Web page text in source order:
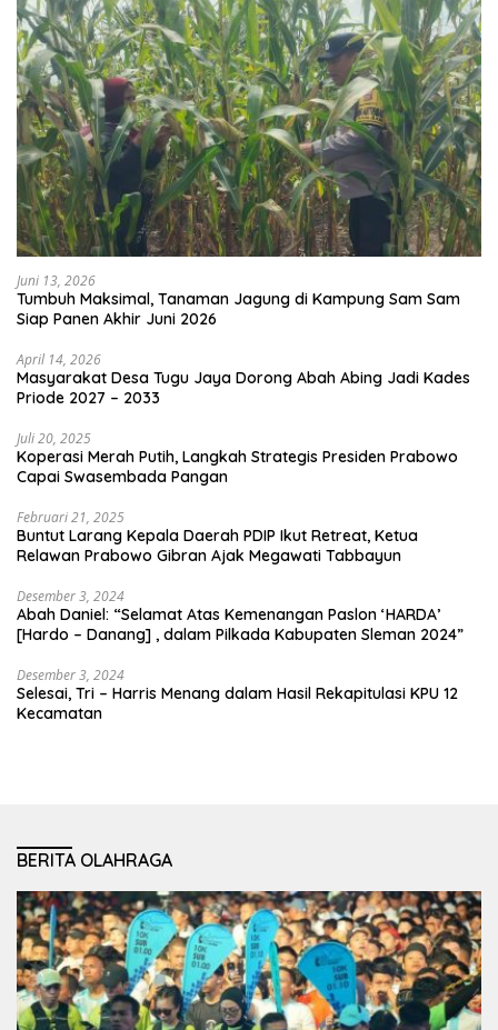
Juni 13, 2026
Tumbuh Maksimal, Tanaman Jagung di Kampung Sam Sam
Siap Panen Akhir Juni 2026
April 14, 2026
Masyarakat Desa Tugu Jaya Dorong Abah Abing Jadi Kades
Priode 2027 – 2033
Juli 20, 2025
Koperasi Merah Putih, Langkah Strategis Presiden Prabowo
Capai Swasembada Pangan
Februari 21, 2025
Buntut Larang Kepala Daerah PDIP Ikut Retreat, Ketua
Relawan Prabowo Gibran Ajak Megawati Tabbayun
Desember 3, 2024
Abah Daniel: “Selamat Atas Kemenangan Paslon ‘HARDA’
[Hardo – Danang] , dalam Pilkada Kabupaten Sleman 2024”
Desember 3, 2024
Selesai, Tri – Harris Menang dalam Hasil Rekapitulasi KPU 12
Kecamatan
BERITA OLAHRAGA